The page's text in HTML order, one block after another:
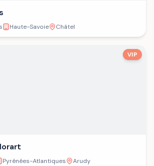
Haute-Savoie Châtel
VIP
Pyrénées-Atlantiques Arudy